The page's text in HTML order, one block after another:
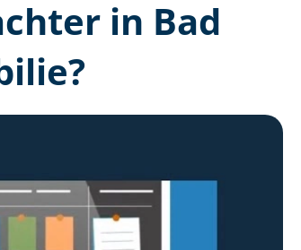
in Bad